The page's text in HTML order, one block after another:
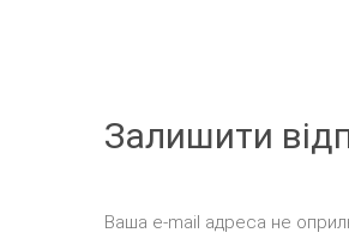
Залишити
Ваша e-mail адреса не